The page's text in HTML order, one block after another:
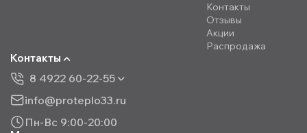
Контакты
Отзывы
Акции
Распродажа
Контакты
8 4922 60-22-55
info@proteplo33.ru
Пн-Вс 9:00-20:00